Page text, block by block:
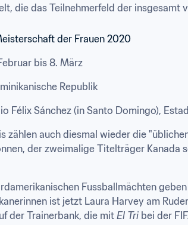
die das Teilnehmerfeld der insgesamt
der Frauen 2020
bis 8. März
Republik
Félix Sánchez (in Santo Domingo),
zählen auch diesmal wieder die
der zweimalige Titelträger Kanada
Fussballmächten
ist jetzt Laura Harvey am
der Trainerbank, die mit El Tri bei der